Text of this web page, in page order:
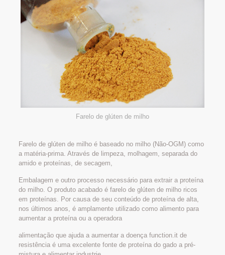
Farelo de glúten de milho
Farelo de glúten de milho é baseado no milho (Não-OGM) como
a matéria-prima. Através de limpeza, molhagem, separada do
amido e proteínas, de secagem,
Embalagem e outro processo necessário para extrair a proteína
do milho. O produto acabado é farelo de glúten de milho ricos
em proteínas. Por causa de seu conteúdo de proteína de alta,
nos últimos anos, é amplamente utilizado como alimento para
aumentar a proteína ou a operadora
alimentação que ajuda a aumentar a doença function.it de
resistência é uma excelente fonte de proteína do gado a pré-